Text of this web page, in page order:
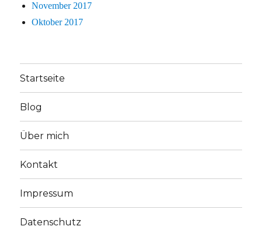
November 2017
Oktober 2017
Startseite
Blog
Über mich
Kontakt
Impressum
Datenschutz